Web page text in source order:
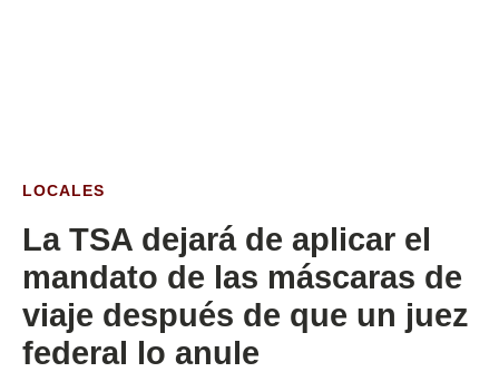
LOCALES
La TSA dejará de aplicar el
mandato de las máscaras de
viaje después de que un juez
federal lo anule